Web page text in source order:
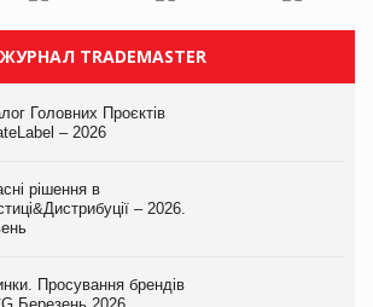
ЖУРНАЛ TRADEMASTER
Головних Проєктів
– 2026
рішення в
– 2026.
Просування брендів